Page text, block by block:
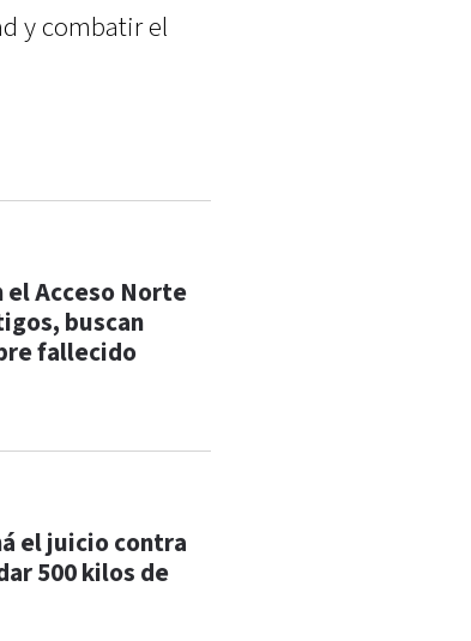
y combatir el
el Acceso Norte
buscan
fallecido
el juicio contra
500 kilos de